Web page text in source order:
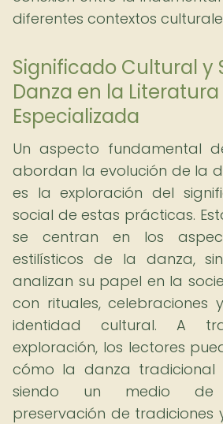
diferentes contextos
Significado Cultural y
Danza en la Literatura
Especializada
Un aspecto fundamental
abordan la evolución de la
es la exploración del
social de estas prácticas.
se centran en los
estilísticos de la danza,
analizan su papel en la
con rituales, celebraciones
identidad cultural. A
exploración, los lectores
cómo la danza tradicional
siendo un medio de
preservación de tradiciones